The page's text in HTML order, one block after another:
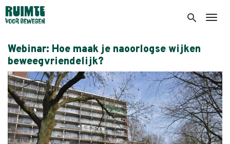
Overslaan
en
inhoud
gaan
search
Webinar: Hoe maak je naoorlogse wijken
beweegvriendelijk?